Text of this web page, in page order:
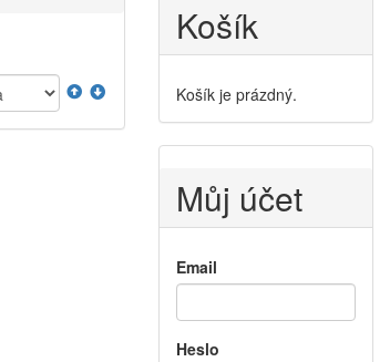
Košík
Košík je prázdný.
Můj účet
Email
Heslo